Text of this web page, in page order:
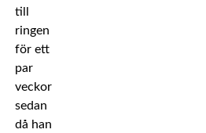
till
ringen
för ett
par
veckor
sedan
då han